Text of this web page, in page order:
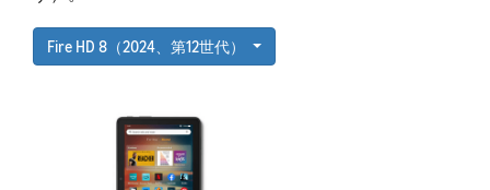
Fire HD 8（2024、第12世代）